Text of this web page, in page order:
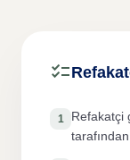
checklist
1 Refakatçi